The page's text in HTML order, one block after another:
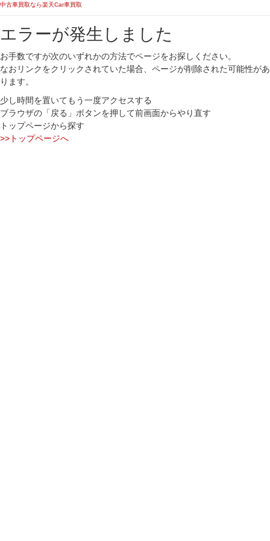
中古車買取なら楽天Car車買取
エラーが発生しました
お手数ですが次のいずれかの方法でページをお探しください。
なおリンクをクリックされていた場合、ページが削除された可能性があ
ります。
少し時間を置いてもう一度アクセスする
ブラウザの「戻る」ボタンを押して前画面からやり直す
トップページから探す
>>トップページへ